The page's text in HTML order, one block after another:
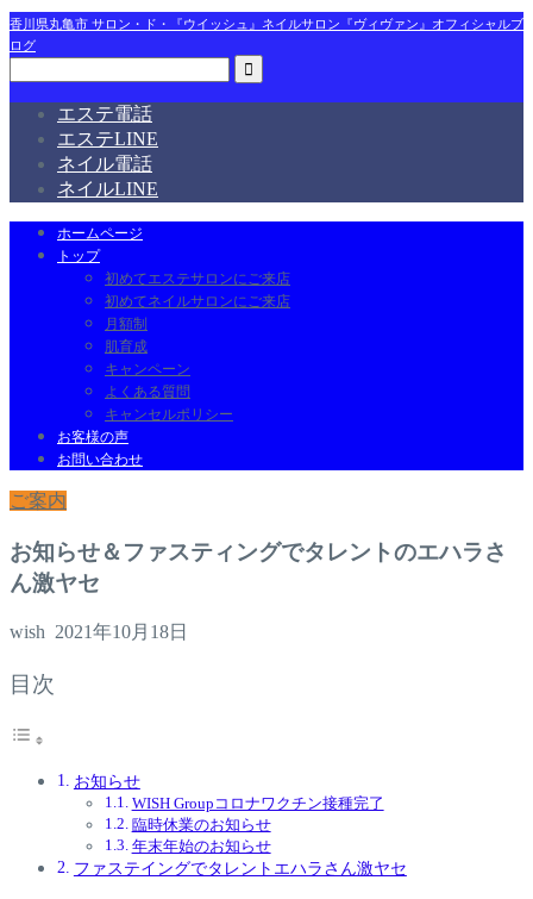
香川県丸亀市 サロン・ド・『ウイッシュ』ネイルサロン『ヴィヴァン』オフィシャルブ
ログ
エステ電話
エステLINE
ネイル電話
ネイルLINE
ホームページ
トップ
初めてエステサロンにご来店
初めてネイルサロンにご来店
月額制
肌育成
キャンペーン
よくある質問
キャンセルポリシー
お客様の声
お問い合わせ
ご案内
お知らせ＆ファスティングでタレントのエハラさ
ん激ヤセ
wish 2021年10月18日
目次
お知らせ
WISH Groupコロナワクチン接種完了
臨時休業のお知らせ
年末年始のお知らせ
ファステイングでタレントエハラさん激ヤセ